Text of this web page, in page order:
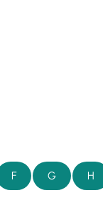
F G H